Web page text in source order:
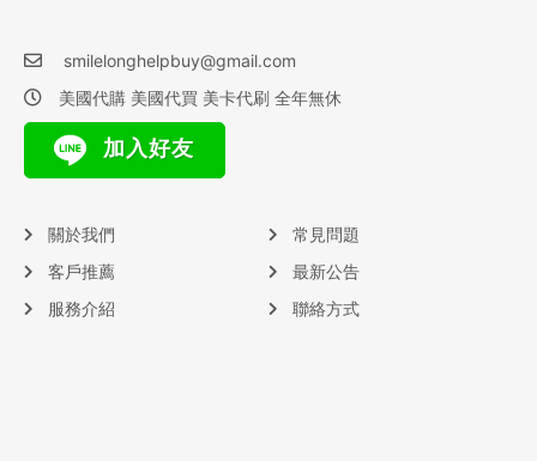
smilelonghelpbuy@gmail.com
美國代購 美國代買 美卡代刷 全年無休
加入好友
關於我們
客戶推薦
服務介紹
常見問題
最新公告
聯絡方式